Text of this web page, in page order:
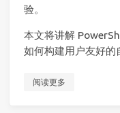
验。
本文将讲解
如何构建用户友好的
阅读更多